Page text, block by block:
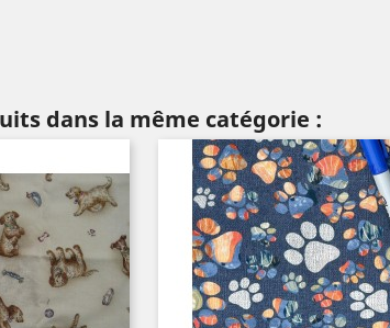
dans la même catégorie :